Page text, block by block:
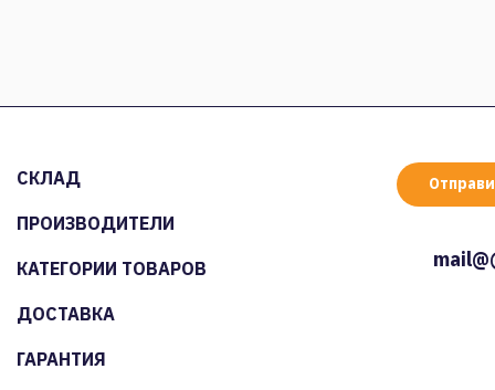
СКЛАД
ПРОИЗВОДИТЕЛИ
КАТЕГОРИИ ТОВАРОВ
ДОСТАВКА
ГАРАНТИЯ